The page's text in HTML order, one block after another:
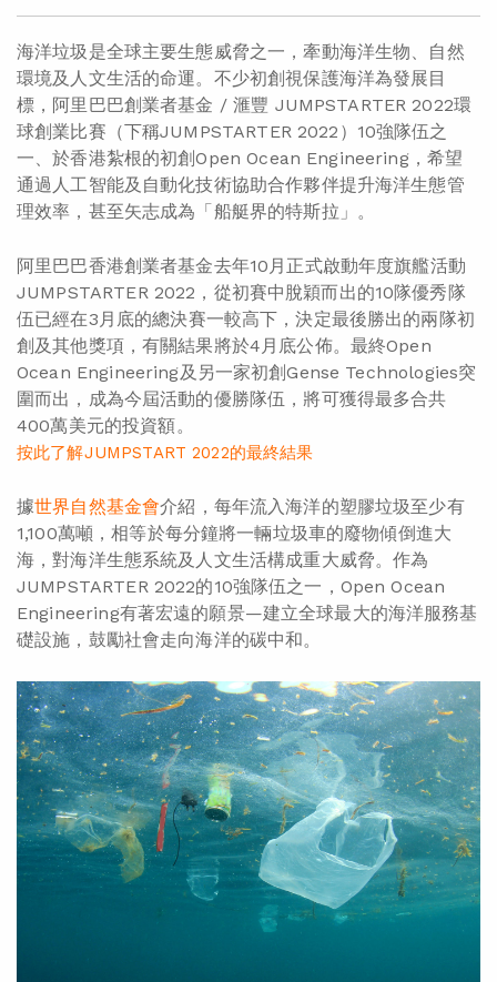
海洋垃圾是全球主要生態威脅之一，牽動海洋生物、自然
環境及人文生活的命運。不少初創視保護海洋為發展目
標，阿里巴巴創業者基金 / 滙豐 JUMPSTARTER 2022環
球創業比賽（下稱JUMPSTARTER 2022）10強隊伍之
一、於香港紮根的初創Open Ocean Engineering，希望
通過人工智能及自動化技術協助合作夥伴提升海洋生態管
理效率，甚至矢志成為「船艇界的特斯拉」。
阿里巴巴香港創業者基金去年10月正式啟動年度旗艦活動
JUMPSTARTER 2022，從初賽中脫穎而出的10隊優秀隊
伍已經在3月底的總決賽一較高下，決定最後勝出的兩隊初
創及其他獎項，有關結果將於4月底公佈。最終Open
Ocean Engineering及另一家初創Gense Technologies突
圍而出，成為今屆活動的優勝隊伍，將可獲得最多合共
400萬美元的投資額。
按此了解JUMPSTART 2022的最終結果
據世界自然基金會介紹，每年流入海洋的塑膠垃圾至少有
1,100萬噸，相等於每分鐘將一輛垃圾車的廢物傾倒進大
海，對海洋生態系統及人文生活構成重大威脅。作為
JUMPSTARTER 2022的10強隊伍之一，Open Ocean
Engineering有著宏遠的願景—建立全球最大的海洋服務基
礎設施，鼓勵社會走向海洋的碳中和。